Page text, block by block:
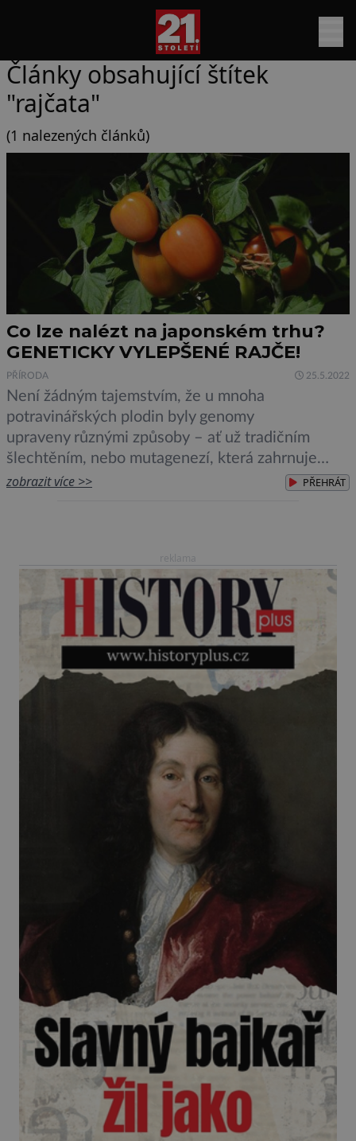
Články obsahující štítek
"rajčata"
(1 nalezených článků)
Co lze nalézt na japonském trhu?
GENETICKY VYLEPŠENÉ RAJČE!
PŘÍRODA 25.5.2022
Není žádným tajemstvím, že u mnoha
potravinářských plodin byly genomy
upraveny různými způsoby – ať už tradičním
šlechtěním, nebo mutagenezí, která zahrnuje
vystavení semen ionizujícímu záření nebo
dostupná veřejnosti. Tzv. Sicilian Rouge High […]
zobrazit více >> PŘEHRÁT